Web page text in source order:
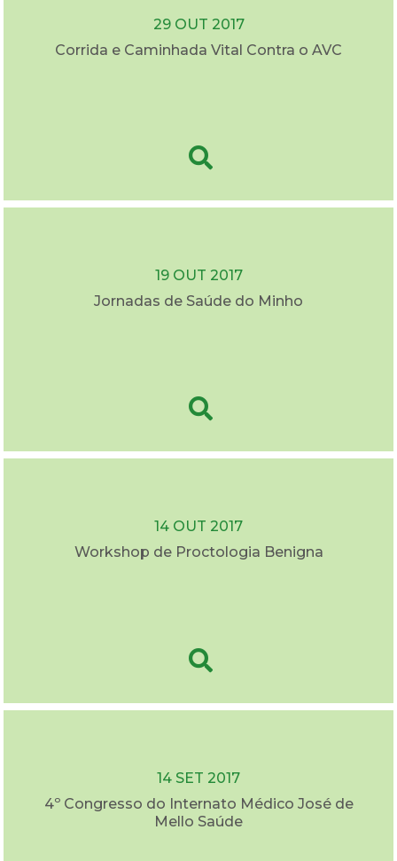
29 OUT 2017
Corrida e Caminhada Vital Contra o AVC
19 OUT 2017
Jornadas de Saúde do Minho
14 OUT 2017
Workshop de Proctologia Benigna
14 SET 2017
4º Congresso do Internato Médico José de
Mello Saúde